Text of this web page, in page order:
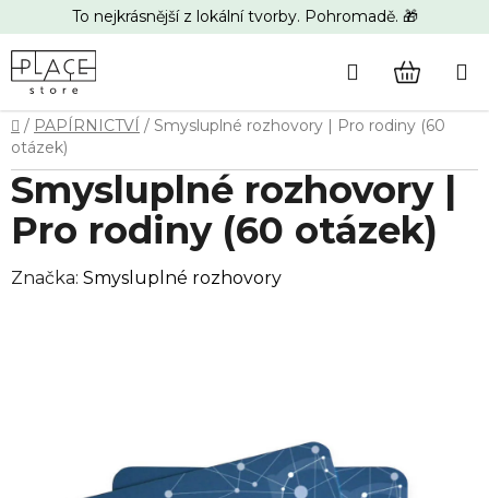
na
obsah
To nejkrásnější z lokální tvorby. Pohromadě. 🎁
Hledat
KOŠÍK
Domů
/ PAPÍRNICTVÍ / Smysluplné rozhovory | Pro rodiny (60
otázek)
Smysluplné rozhovory |
Pro rodiny (60 otázek)
Značka: Smysluplné rozhovory